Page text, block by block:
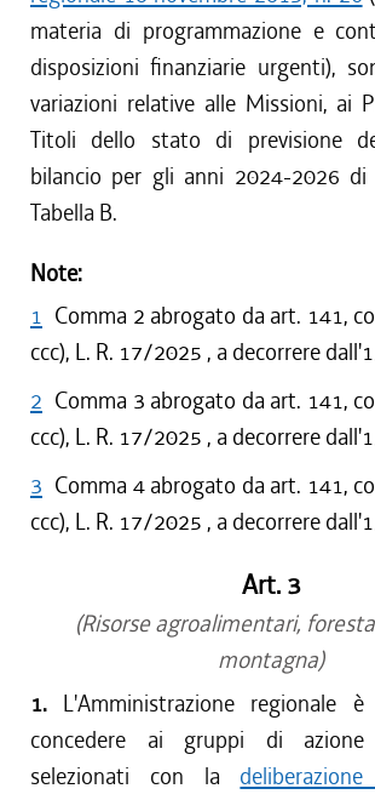
materia di programmazione e
disposizioni finanziarie urgenti),
variazioni relative alle Missioni, ai
Titoli dello stato di previsione
bilancio per gli anni 2024-2026 di
Tabella B.
Note:
1 Comma 2 abrogato da art. 141,
ccc), L. R. 17/2025 , a decorrere
2 Comma 3 abrogato da art. 141,
ccc), L. R. 17/2025 , a decorrere
3 Comma 4 abrogato da art. 141,
ccc), L. R. 17/2025 , a decorrere
Art. 3
(Risorse agroalimentari,
montagna)
1. L'Amministrazione regionale
concedere ai gruppi di azione
selezionati con la